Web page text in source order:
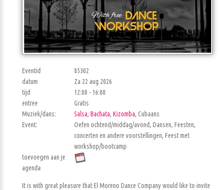
Eventid
85302
datum
Za 22 aug 2026
tijd
12:00 - 16:00
entree
Gratis
Muziek/dans:
Salsa, Bachata, Kizomba, Cubaans
Event:
Oefen ochtend/middag/avond, Dansen, Feesten,
concerten en andere voorstellingen, Feest met
workshop/bootcamp
toevoegen aan je
agenda
It is with great pleasure that El Moreno Dance Company would like to invite